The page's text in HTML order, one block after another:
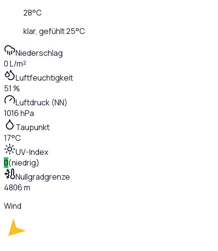
28°C
klar, gefühlt25°C
Niederschlag
0 L/m²
Luftfeuchtigkeit
51 %
Luftdruck (NN)
1016 hPa
Taupunkt
17°C
UV-Index
0(niedrig)
Nullgradgrenze
4806 m
Wind